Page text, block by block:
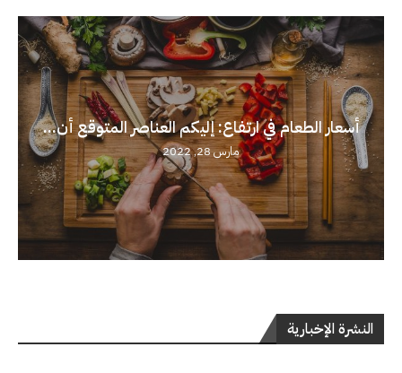
أسعار الطعام في ارتفاع: إليكم العناصر المتوقع أن...
مارس 28, 2022
النشرة الإخبارية